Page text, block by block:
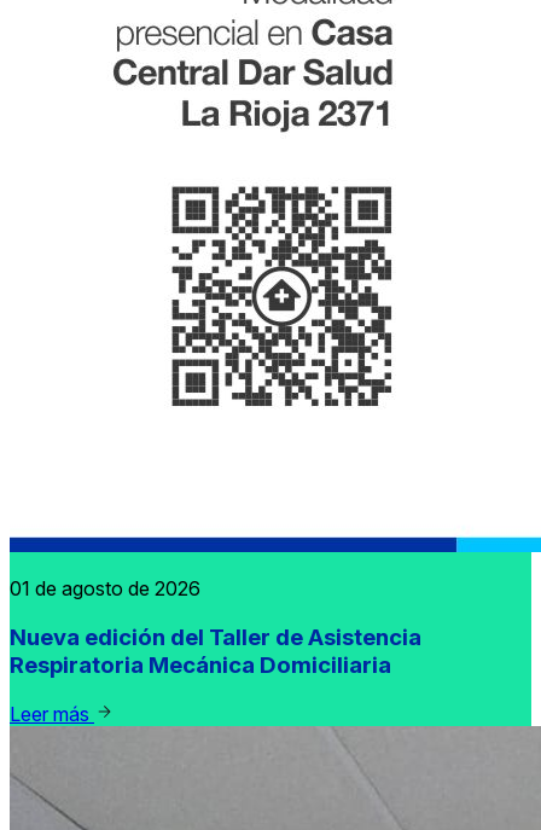
01 de agosto de 2026
Nueva edición del Taller de Asistencia
Respiratoria Mecánica Domiciliaria
Leer más